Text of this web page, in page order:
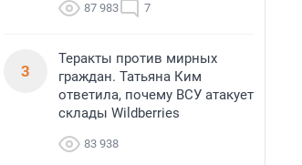
87 983 7
3
Теракты против мирных
граждан. Татьяна Ким
ответила, почему ВСУ атакует
склады Wildberries
83 938